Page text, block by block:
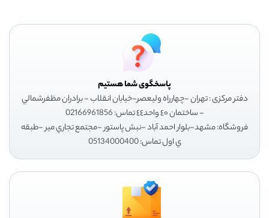
پاسخگوی شما هستیم
دفتر مرکزی : تهران -چهارراه وليعصر-خيابان انقلاب - برادران مظفرشمالي
- ساختمان ٤٠ واحد٤٤ تماس: 02166961856
فروشگاه: مشهد-بلوار احمد آباد -نبش پاستور -مجتمع تجاري مير -طبقه
ي اول تماس: 05134000400